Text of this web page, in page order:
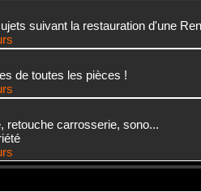
suivant la restauration d'une
de toutes les pièces !
retouche carrosserie, sono...